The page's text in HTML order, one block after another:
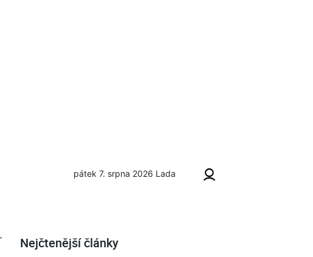
pátek 7. srpna 2026 Lada
Nejčtenější články